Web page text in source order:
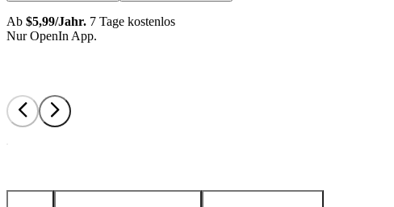
Ab $5,99/Jahr. 7 Tage kostenlos
Nur OpenIn App.